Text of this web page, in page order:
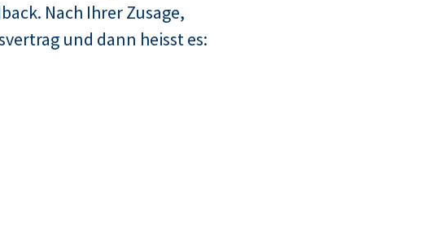
Nach Ihrer Zusage,
und dann heisst es: